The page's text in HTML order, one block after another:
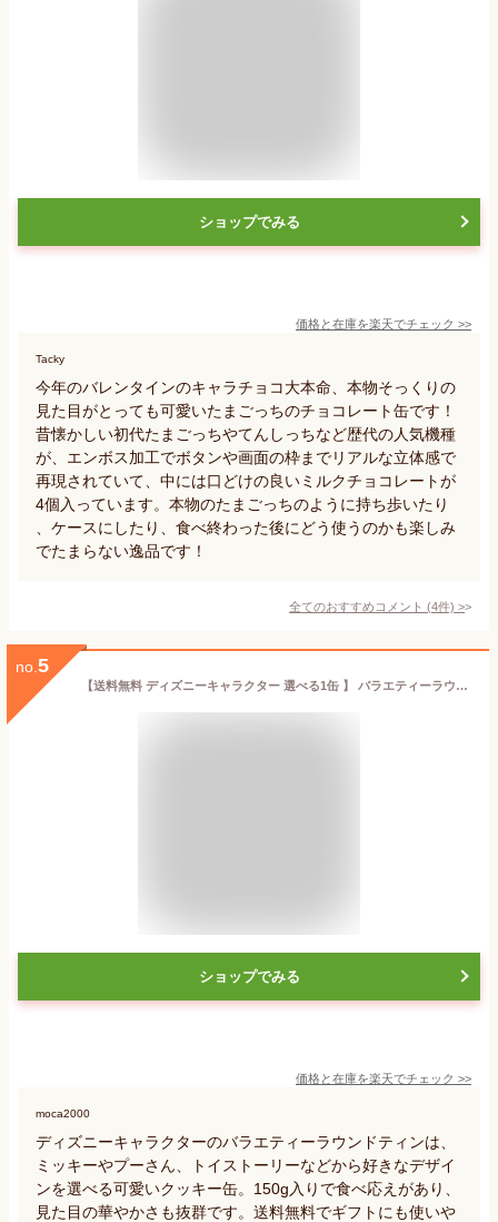
ショップでみる
価格と在庫を楽天でチェック >>
Tacky
今年のバレンタインのキャラチョコ大本命、本物そっくりの
見た目がとっても可愛いたまごっちのチョコレート缶です！
昔懐かしい初代たまごっちやてんしっちなど歴代の人気機種
が、エンボス加工でボタンや画面の枠までリアルな立体感で
再現されていて、中には口どけの良いミルクチョコレートが
4個入っています。本物のたまごっちのように持ち歩いたり
、ケースにしたり、食べ終わった後にどう使うのかも楽しみ
でたまらない逸品です！
全てのおすすめコメント (4件) >
no. 5
【送料無料 ディズニーキャラクター 選べる1缶 】 バラエティーラウンドティン （ミッキー カーズ プーさん トイストーリー ラプンツエル アリス） ラウンド ティン アソートクッキー 150g クリスマス バレンタイン お正月 ギフト 子供 お年玉 ホワイトデー 春ギフト
ショップでみる
価格と在庫を楽天でチェック >>
moca2000
ディズニーキャラクターのバラエティーラウンドティンは、
ミッキーやプーさん、トイストーリーなどから好きなデザイ
ンを選べる可愛いクッキー缶。150g入りで食べ応えがあり、
見た目の華やかさも抜群です。送料無料でギフトにも使いや